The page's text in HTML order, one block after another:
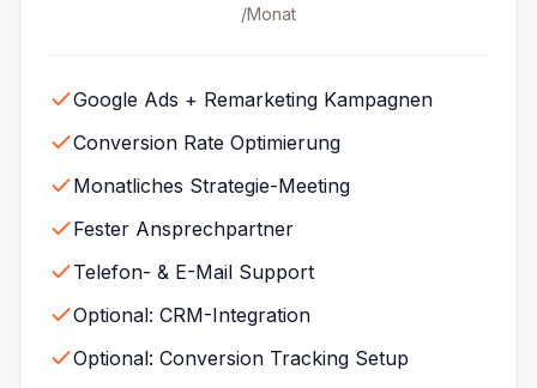
/Monat
Google Ads + Remarketing Kampagnen
Conversion Rate Optimierung
Monatliches Strategie-Meeting
Fester Ansprechpartner
Telefon- & E-Mail Support
Optional: CRM-Integration
Optional: Conversion Tracking Setup